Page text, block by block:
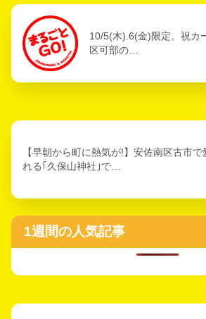
10/5(木).6(金)限定。祝カ
区可部の…
【早朝から町に熱気が!】安佐南区古市で
れる｢久保山神社｣で…
1週間の人気記事